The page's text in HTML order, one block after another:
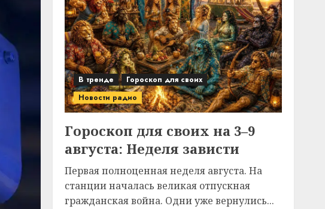
В тренде
Гороскоп для своих
Новости радио
Гороскоп для своих на 3–9
августа: Неделя зависти
Первая полноценная неделя августа. На
станции началась великая отпускная
гражданская война. Одни уже вернулись...